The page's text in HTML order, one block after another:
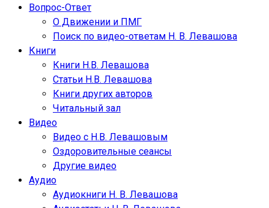
Вопрос-Ответ
О Движении и ПМГ
Поиск по видео-ответам Н. В. Левашова
Книги
Книги Н.В. Левашова
Статьи Н.В. Левашова
Книги других авторов
Читальный зал
Видео
Видео с Н.В. Левашовым
Оздоровительные сеансы
Другие видео
Аудио
Аудиокниги Н. В. Левашова